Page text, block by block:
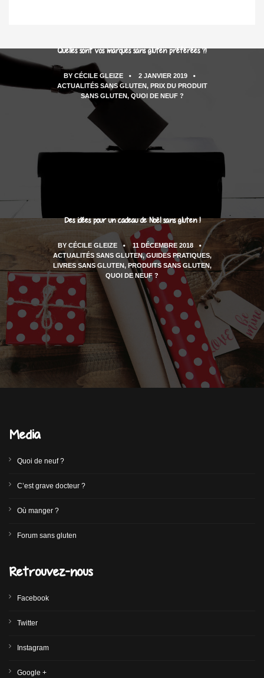
Quelles sont vos marques sans gluten préférées ?!
BY CÉCILE GLEIZE
2 JANVIER 2019
ACTUALITÉS SANS GLUTEN, PRIX DU PRODUIT
SANS GLUTEN, QUOI DE NEUF ?
Des idées pour un cadeau de Noël sans gluten !
BY CÉCILE GLEIZE
11 DÉCEMBRE 2018
ACTUALITÉS SANS GLUTEN, GUIDES PRATIQUES,
LIVRES SANS GLUTEN, PRODUITS SANS GLUTEN,
QUOI DE NEUF ?
Media
Quoi de neuf ?
C’est grave docteur ?
Où manger ?
Forum sans gluten
Retrouvez-nous
Facebook
Twitter
Instagram
Google +